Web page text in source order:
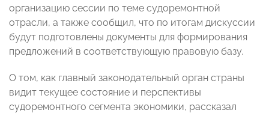
организацию сессии по теме судоремонтной
отрасли, а также сообщил, что по итогам дискуссии
будут подготовлены документы для формирования
предложений в соответствующую правовую базу.
О том, как главный законодательный орган страны
видит текущее состояние и перспективы
судоремонтного сегмента экономики, рассказал